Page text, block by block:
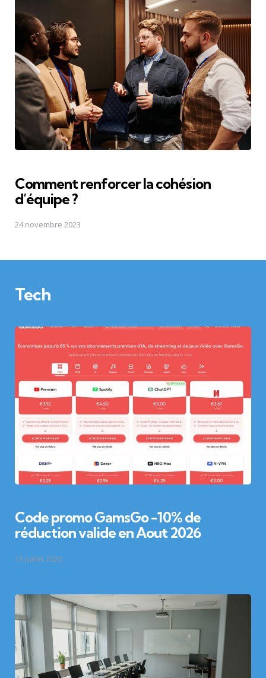
Comment renforcer la cohésion
d’équipe ?
24 novembre 2023
Tech
Code promo GamsGo -10% de
réduction valide en Aout 2026
31 juillet 2026